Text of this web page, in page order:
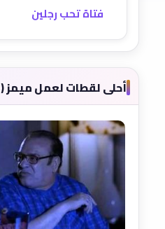
فتاة تحب رجلين
أحلى لقطات لعمل ميمز (3)